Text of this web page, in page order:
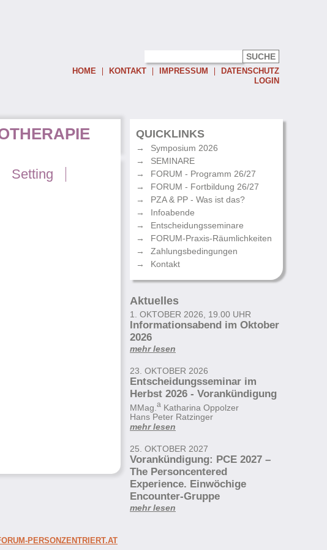
HOME KONTAKT IMPRESSUM
DATENSCHUTZ
LOGIN
Password:
Eingeloggt bleiben
Passwort vergessen
Setting
QUICKLINKS
Symposium 2026
SEMINARE
FORUM - Programm 26/27
FORUM - Fortbildung 26/27
PZA & PP - Was ist das?
Infoabende
Entscheidungsseminare
FORUM-Praxis-Räumlichkeiten
Zahlungsbedingungen
Kontakt
Aktuelles
1. OKTOBER 2026, 19.00 UHR
Informationsabend im Oktober
2026
mehr lesen
23. OKTOBER 2026
Entscheidungsseminar im
Herbst 2026 - Vorankündigung
MMag. a Katharina Oppolzer
Hans Peter Ratzinger
mehr lesen
25. OKTOBER 2027
Vorankündigung: PCE 2027 –
The Personcentered
Experience. Einwöchige
Encounter-Gruppe
mehr lesen
PERSONZENTRIERT.AT